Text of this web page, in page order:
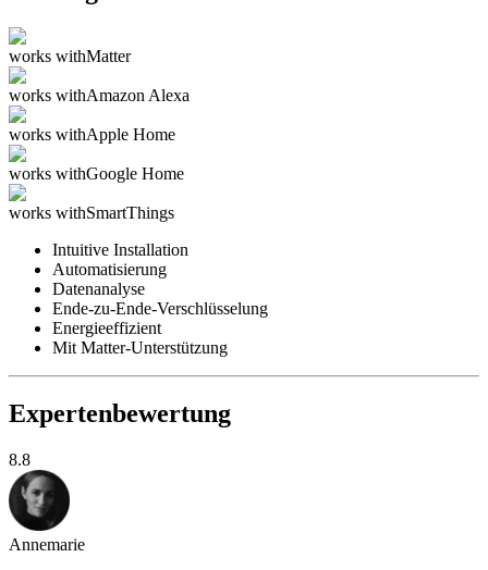
works withMatter
works withAmazon Alexa
works withApple Home
works withGoogle Home
works withSmartThings
Intuitive Installation
Automatisierung
Datenanalyse
Ende-zu-Ende-Verschlüsselung
Energieeffizient
Mit Matter-Unterstützung
Expertenbewertung
8.8
Annemarie